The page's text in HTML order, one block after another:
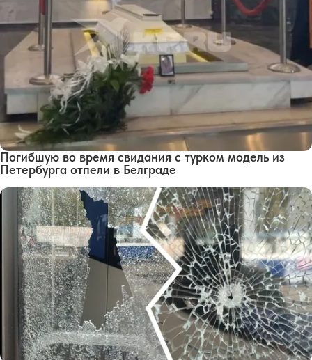
Погибшую во время свидания с турком модель из
Петербурга отпели в Белграде